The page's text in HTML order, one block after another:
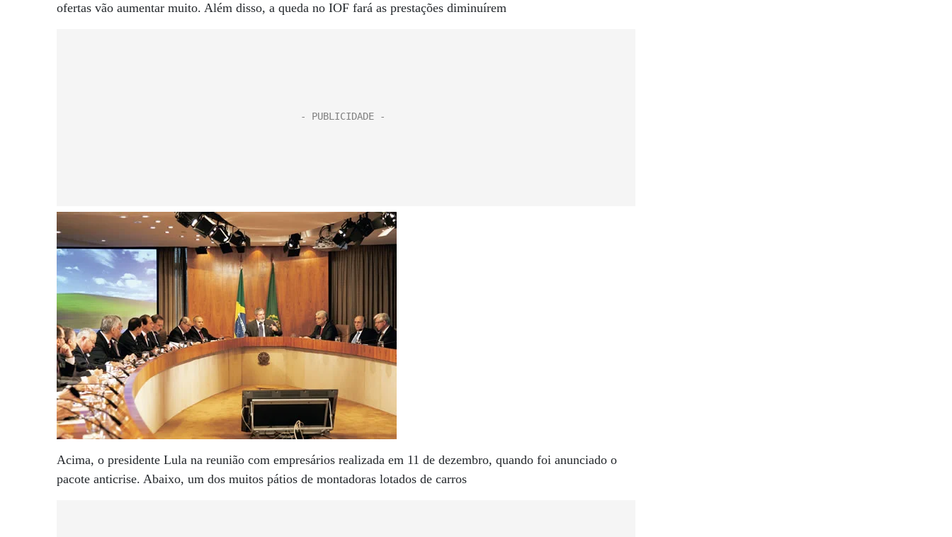
ofertas vão aumentar muito. Além disso, a queda no IOF fará as prestações diminuírem
Acima, o presidente Lula na reunião com empresários realizada em 11 de dezembro, quando foi anunciado o
pacote anticrise. Abaixo, um dos muitos pátios de montadoras lotados de carros